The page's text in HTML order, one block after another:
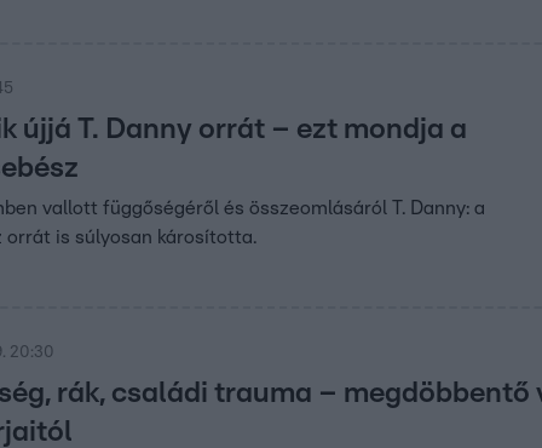
újjá T. Danny orrát – ezt mondja a
vallott függőségéről és összeomlásáról T. Danny: a
orrát is súlyosan károsította.
20:30
rák, családi trauma – megdöbbentő